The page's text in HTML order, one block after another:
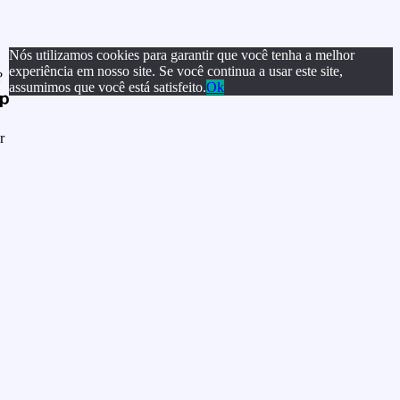
Nós utilizamos cookies para garantir que você tenha a melhor
experiência em nosso site. Se você continua a usar este site,
assumimos que você está satisfeito.Ok